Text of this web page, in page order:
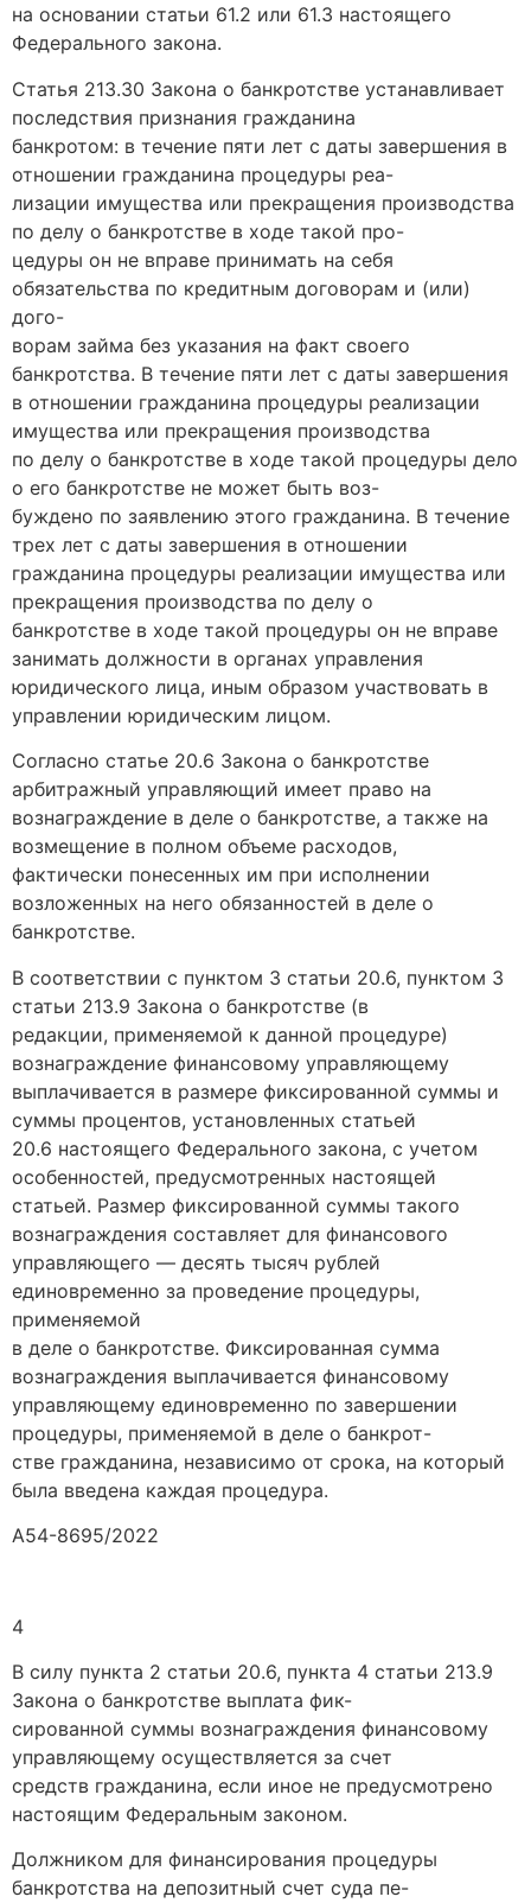
на основании статьи 61.2 или 61.3 настоящего
Федерального закона.
Статья 213.30 Закона о банкротстве устанавливает
последствия признания гражданина
банкротом: в течение пяти лет с даты завершения в
отношении гражданина процедуры реа-
лизации имущества или прекращения производства
по делу о банкротстве в ходе такой про-
цедуры он не вправе принимать на себя
обязательства по кредитным договорам и (или)
дого-
ворам займа без указания на факт своего
банкротства. В течение пяти лет с даты завершения
в отношении гражданина процедуры реализации
имущества или прекращения производства
по делу о банкротстве в ходе такой процедуры дело
о его банкротстве не может быть воз-
буждено по заявлению этого гражданина. В течение
трех лет с даты завершения в отношении
гражданина процедуры реализации имущества или
прекращения производства по делу о
банкротстве в ходе такой процедуры он не вправе
занимать должности в органах управления
юридического лица, иным образом участвовать в
управлении юридическим лицом.
Согласно статье 20.6 Закона о банкротстве
арбитражный управляющий имеет право на
вознаграждение в деле о банкротстве, а также на
возмещение в полном объеме расходов,
фактически понесенных им при исполнении
возложенных на него обязанностей в деле о
банкротстве.
В соответствии с пунктом 3 статьи 20.6, пунктом 3
статьи 213.9 Закона о банкротстве (в
редакции, применяемой к данной процедуре)
вознаграждение финансовому управляющему
выплачивается в размере фиксированной суммы и
суммы процентов, установленных статьей
20.6 настоящего Федерального закона, с учетом
особенностей, предусмотренных настоящей
статьей. Размер фиксированной суммы такого
вознаграждения составляет для финансового
управляющего — десять тысяч рублей
единовременно за проведение процедуры,
применяемой
в деле о банкротстве. Фиксированная сумма
вознаграждения выплачивается финансовому
управляющему единовременно по завершении
процедуры, применяемой в деле о банкрот-
стве гражданина, независимо от срока, на который
была введена каждая процедура.
А54-8695/2022
4
В силу пункта 2 статьи 20.6, пункта 4 статьи 213.9
Закона о банкротстве выплата фик-
сированной суммы вознаграждения финансовому
управляющему осуществляется за счет
средств гражданина, если иное не предусмотрено
настоящим Федеральным законом.
Должником для финансирования процедуры
банкротства на депозитный счет суда пе-